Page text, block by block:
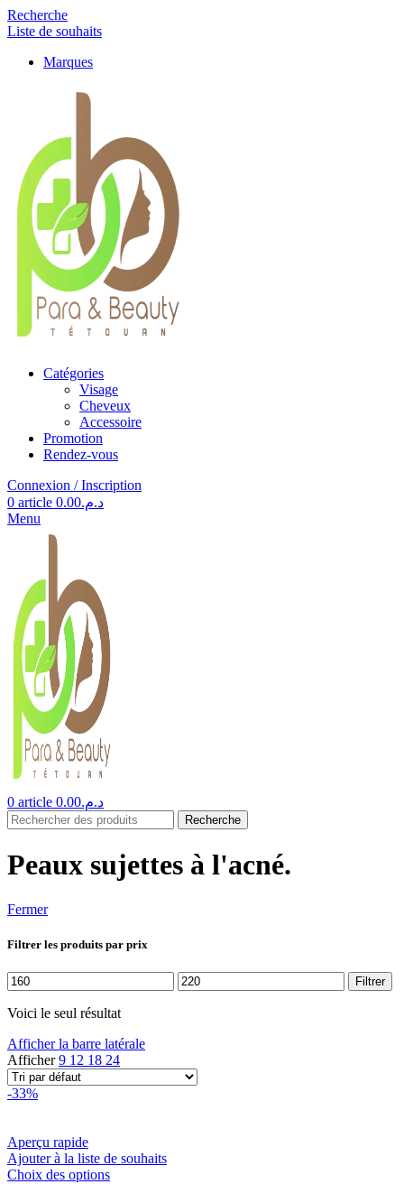
Recherche
Liste de souhaits
Marques
Catégories
Visage
Cheveux
Accessoire
Promotion
Rendez-vous
Connexion / Inscription
0 article د.م.0.00
Menu
0 article د.م.0.00
Recherche
Peaux sujettes à l'acné.
Fermer
Filtrer les produits par prix
Prix
min
Prix
max
Filtrer
Voici le seul résultat
Afficher la barre latérale
Afficher9 12 18 24
-33%
Aperçu rapide
Ajouter à la liste de souhaits
Choix des optionsCe